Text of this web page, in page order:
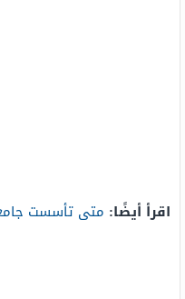
اقرأ أيضًا: متى تأسست